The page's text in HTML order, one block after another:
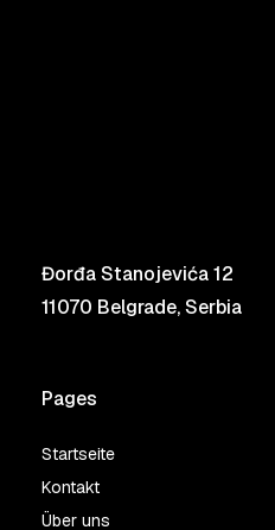
Đorđa Stanojevića 12
11070 Belgrade, Serbia
Pages
Startseite
Kontakt
Über uns